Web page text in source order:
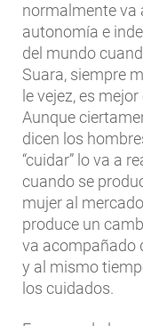
normalmente va
autonomía e
del mundo
Suara, siempre
le vejez, es
Aunque
dicen los
“cuidar” lo va a
cuando se
mujer al
produce un
va acompañado
y al mismo
los cuidados.